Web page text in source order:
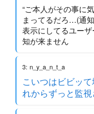
“ご本人がその事に
まってるだろ…(通
表示にしてるユー
知が来ません
3: n_y_a_n_t_a
こいつはビビッ
れからずっと監視